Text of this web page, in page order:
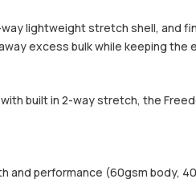
lightweight stretch shell,
excess bulk while keeping
built in 2-way stretch, the
performance (60gsm body,